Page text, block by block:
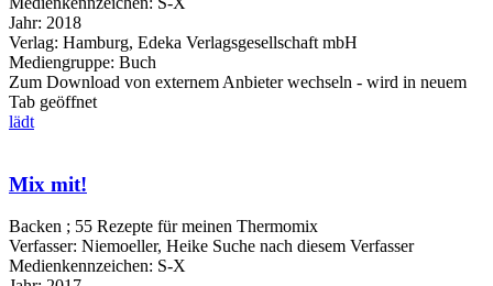
Jahr: 2018
Verlag: Hamburg, Edeka Verlagsgesellschaft mbH
Mediengruppe: Buch
Zum Download von externem Anbieter wechseln - wird in neuem
Tab geöffnet
lädt
Mix mit!
Backen ; 55 Rezepte für meinen Thermomix
Verfasser: Niemoeller, Heike Suche nach diesem Verfasser
Medienkennzeichen: S-X